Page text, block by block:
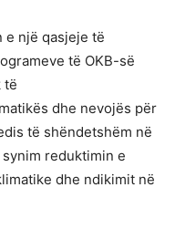
e një qasjeje të
të OKB-së
të
dhe nevojës për
të shëndetshëm në
reduktimin e
dhe ndikimit në